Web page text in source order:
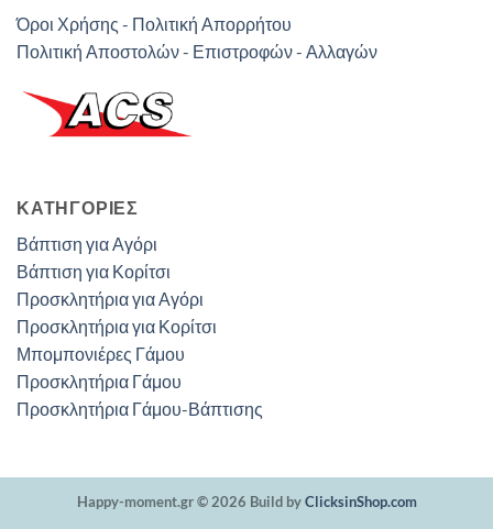
Όροι Χρήσης - Πολιτική Απορρήτου
Πολιτική Αποστολών - Επιστροφών - Αλλαγών
ΚΑΤΗΓΟΡΊΕΣ
Βάπτιση για Αγόρι
Βάπτιση για Κορίτσι
Προσκλητήρια για Αγόρι
Προσκλητήρια για Κορίτσι
Μπομπονιέρες Γάμου
Προσκλητήρια Γάμου
Προσκλητήρια Γάμου-Βάπτισης
Happy-moment.gr © 2026 Build byClicksinShop.com